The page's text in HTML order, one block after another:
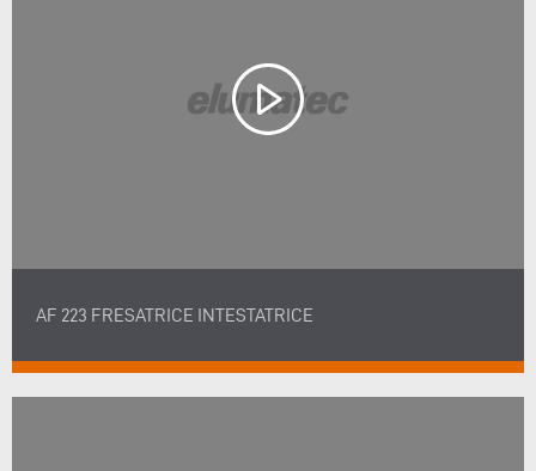
AF 223 FRESATRICE INTESTATRICE